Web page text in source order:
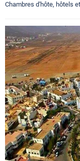
Chambres d'hôte, hôtels